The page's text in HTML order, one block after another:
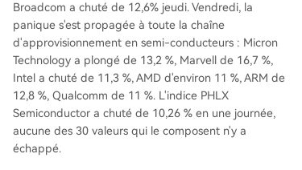
Broadcom a chuté de 12,6% jeudi. Vendredi, la
panique s'est propagée à toute la chaîne
d'approvisionnement en semi-conducteurs : Micron
Technology a plongé de 13,2 %, Marvell de 16,7 %,
Intel a chuté de 11,3 %, AMD d'environ 11 %, ARM de
12,8 %, Qualcomm de 11 %. L'indice PHLX
Semiconductor a chuté de 10,26 % en une journée,
aucune des 30 valeurs qui le composent n'y a
échappé.